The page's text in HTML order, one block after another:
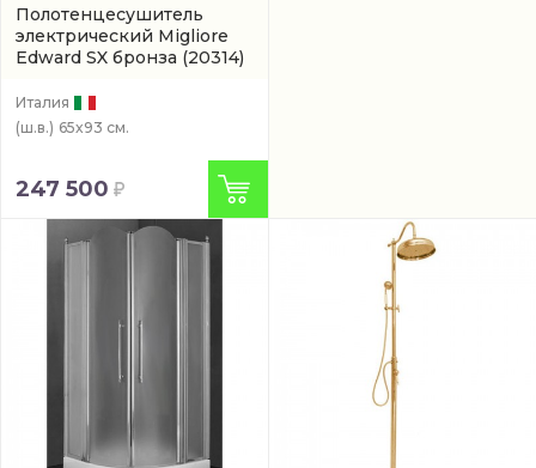
Полотенцесушитель
электрический Migliore
Edward SX бронза (20314)
Италия
(ш.в.) 65x93 см.
247 500